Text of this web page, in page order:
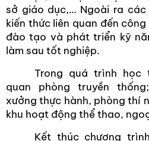
sở giáo dục,… Ngoài ra
kiến thức liên quan đến
đào tạo và phát triển kỹ
làm sau tốt nghiệp.
Trong quá trình học
quan phòng truyền
xưởng thực hành, phòng thí
khu hoạt động thể thao,
Kết thúc chương